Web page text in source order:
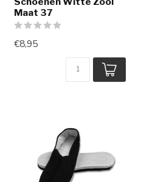
Maat 37
€8,95